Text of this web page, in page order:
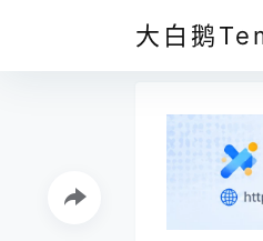
大白鹅